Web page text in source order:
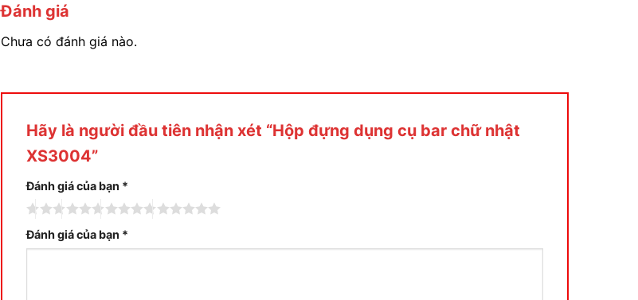
Đánh giá
Chưa có đánh giá nào.
Hãy là người đầu tiên nhận xét “Hộp đựng dụng cụ bar chữ nhật
XS3004”
Đánh giá của bạn *
Đánh giá của bạn *